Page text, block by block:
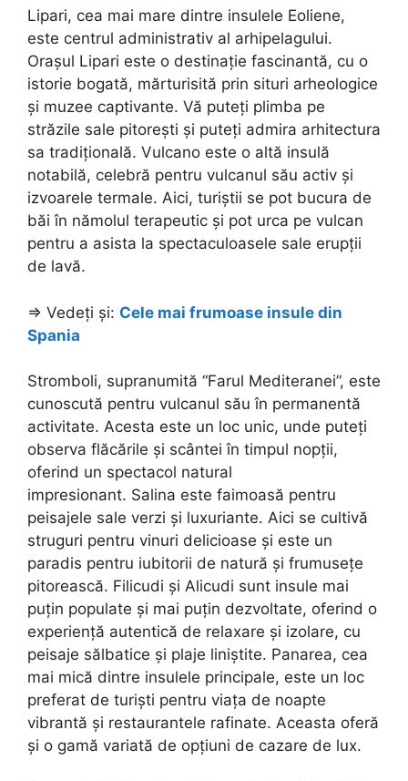
Lipari, cea mai mare dintre insulele Eoliene,
este centrul administrativ al arhipelagului.
Orașul Lipari este o destinație fascinantă, cu o
istorie bogată, mărturisită prin situri arheologice
și muzee captivante. Vă puteți plimba pe
străzile sale pitorești și puteți admira arhitectura
sa tradițională. Vulcano este o altă insulă
notabilă, celebră pentru vulcanul său activ și
izvoarele termale. Aici, turiștii se pot bucura de
băi în nămolul terapeutic și pot urca pe vulcan
pentru a asista la spectaculoasele sale erupții
de lavă.
=> Vedeți și: Cele mai frumoase insule din
Spania
Stromboli, supranumită “Farul Mediteranei”, este
cunoscută pentru vulcanul său în permanentă
activitate. Acesta este un loc unic, unde puteți
observa flăcările și scântei în timpul nopții,
oferind un spectacol natural
impresionant. Salina este faimoasă pentru
peisajele sale verzi și luxuriante. Aici se cultivă
struguri pentru vinuri delicioase și este un
paradis pentru iubitorii de natură și frumusețe
pitorească. Filicudi și Alicudi sunt insule mai
puțin populate și mai puțin dezvoltate, oferind o
experiență autentică de relaxare și izolare, cu
peisaje sălbatice și plaje liniștite. Panarea, cea
mai mică dintre insulele principale, este un loc
preferat de turiști pentru viața de noapte
vibrantă și restaurantele rafinate. Aceasta oferă
și o gamă variată de opțiuni de cazare de lux.